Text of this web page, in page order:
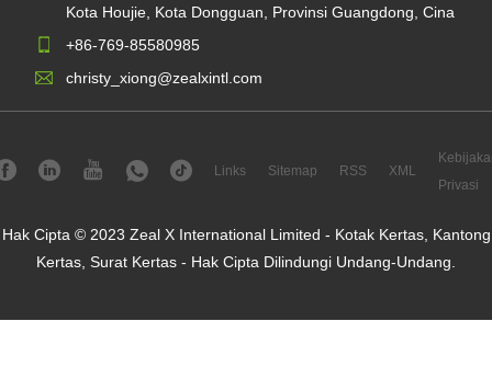
Kota Houjie, Kota Dongguan, Provinsi Guangdong, Cina
+86-769-85580985
christy_xiong@zealxintl.com
Links Sitemap RSS XML
Privasi
Hak Cipta © 2023 Zeal X International Limited - Kotak Kertas, Kantong
Kertas, Surat Kertas - Hak Cipta Dilindungi Undang-Undang.